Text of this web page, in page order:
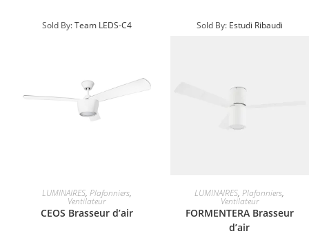
Sold By:Team LEDS-C4
LUMINAIRES, Plafonniers,
Ventilateur
CEOS Brasseur d’air
Sold By: Estudi Ribaudi
LUMINAIRES,Plafonniers,
Ventilateur
FORMENTERA Brasseur
d’air